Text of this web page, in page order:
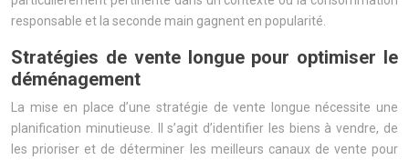
responsable et la seconde main gagnent en popularité.
Stratégies de vente longue pour optimiser le
déménagement
La mise en place d’une stratégie de vente longue nécessite une
planification minutieuse. Il s’agit d’identifier les biens à vendre, de
les prioriser et de déterminer les meilleurs canaux de vente pour